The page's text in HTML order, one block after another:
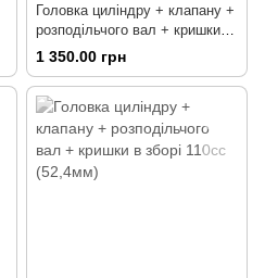
Головка циліндру + клапану +
розподільчого вал + кришки в
зборі 110сс (кришка зірки
кругла) (52,4мм)
1 350.00 грн